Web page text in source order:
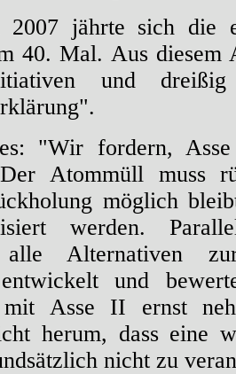
jährte sich die
40. Mal. Aus diesem
und dreißig
"Wir fordern,
Atommüll muss
möglich
werden.
alle Alternativen
und
mit Asse II ernst
herum, dass eine
nicht zu